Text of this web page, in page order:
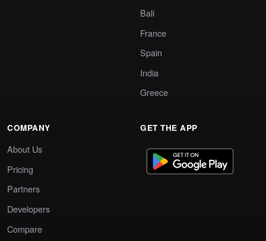
Bali
France
Spain
India
Greece
COMPANY
About Us
Pricing
Partners
Developers
Compare
GET THE APP